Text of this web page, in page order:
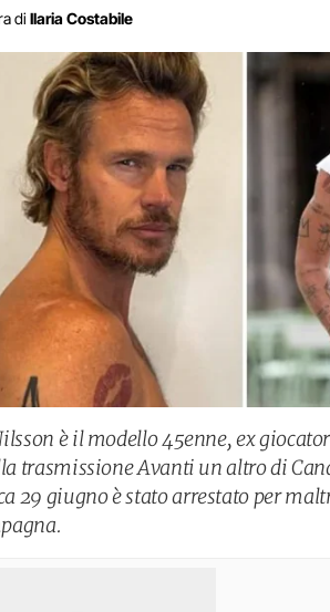
di Ilaria Costabile
è il modello 45enne, ex
trasmissione Avanti un altro di
29 giugno è stato arrestato per